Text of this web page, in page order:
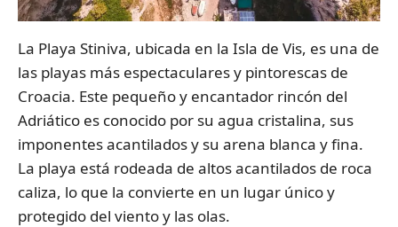
La Playa Stiniva, ubicada en la Isla de Vis, es una de
las playas más espectaculares y pintorescas de
Croacia. Este pequeño y encantador rincón del
Adriático es conocido por su agua cristalina, sus
imponentes acantilados y su arena blanca y fina.
La playa está rodeada de altos acantilados de roca
caliza, lo que la convierte en un lugar único y
protegido del viento y las olas.